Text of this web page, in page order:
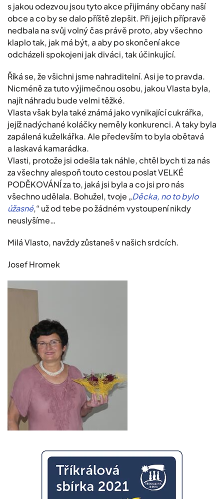
s jakou odezvou jsou tyto akce přijímány občany naší
obce a co by se dalo příště zlepšit. Při jejich přípravě
nedbala na svůj volný čas právě proto, aby všechno
klaplo tak, jak má být, a aby po skončení akce
odcházeli spokojeni jak diváci, tak účinkující.
Říká se, že všichni jsme nahraditelní. Asi je to pravda.
Nicméně za tuto výjimečnou osobu, jakou Vlasta byla,
najít náhradu bude velmi těžké.
Vlasta však byla také známá jako vynikající cukrářka,
jejíž nadýchané koláčky neměly konkurenci. A taky byla
zapálená kuželkářka. Ale především to byla obětavá
a laskavá kamarádka.
Vlasti, protože jsi odešla tak náhle, chtěl bych ti za nás
za všechny alespoň touto cestou poslat VELKÉ
PODĚKOVÁNÍ za to, jaká jsi byla a co jsi pro nás
všechno udělala. Bohužel, tvoje „Děcka, no to bylo
úžasné,“ už od tebe po žádném vystoupení nikdy
neuslyšíme…
Milá Vlasto, navždy zůstaneš v našich srdcích.
Josef Hromek